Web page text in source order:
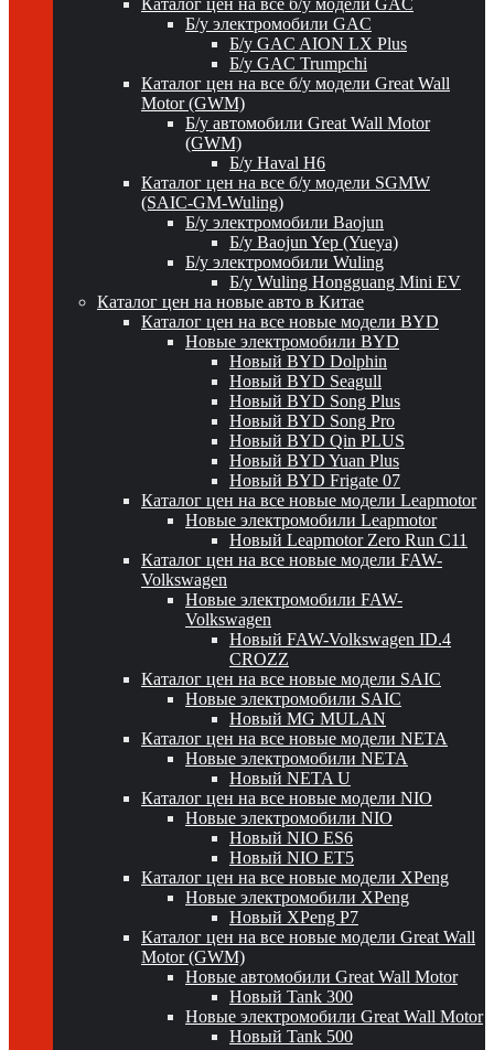
Каталог цен на все б/у модели GAC
Б/у электромобили GAC
Б/у GAC AION LX Plus
Б/у GAC Trumpchi
Каталог цен на все б/у модели Great Wall
Motor (GWM)
Б/у автомобили Great Wall Motor
(GWM)
Б/у Haval H6
Каталог цен на все б/у модели SGMW
(SAIC-GM-Wuling)
Б/у электромобили Baojun
Б/у Baojun Yep (Yueya)
Б/у электромобили Wuling
Б/у Wuling Hongguang Mini EV
Каталог цен на новые авто в Китае
Каталог цен на все новые модели BYD
Новые электромобили BYD
Новый BYD Dolphin
Новый BYD Seagull
Новый BYD Song Plus
Новый BYD Song Pro
Новый BYD Qin PLUS
Новый BYD Yuan Plus
Новый BYD Frigate 07
Каталог цен на все новые модели Leapmotor
Новые электромобили Leapmotor
Новый Leapmotor Zero Run C11
Каталог цен на все новые модели FAW-
Volkswagen
Новые электромобили FAW-
Volkswagen
Новый FAW-Volkswagen ID.4
CROZZ
Каталог цен на все новые модели SAIC
Новые электромобили SAIC
Новый MG MULAN
Каталог цен на все новые модели NETA
Новые электромобили NETA
Новый NETA U
Каталог цен на все новые модели NIO
Новые электромобили NIO
Новый NIO ES6
Новый NIO ET5
Каталог цен на все новые модели XPeng
Новые электромобили XPeng
Новый XPeng P7
Каталог цен на все новые модели Great Wall
Motor (GWM)
Новые автомобили Great Wall Motor
Новый Tank 300
Новые электромобили Great Wall Motor
Новый Tank 500